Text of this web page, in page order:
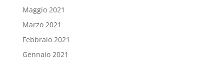
Maggio 2021
Marzo 2021
Febbraio 2021
Gennaio 2021